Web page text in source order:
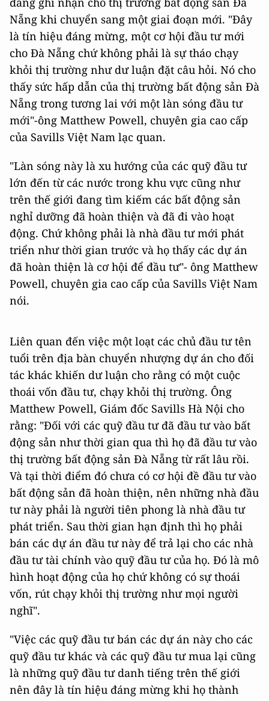
Nẵng khi chuyển sang một giai đoạn mới. "Đây
là tín hiệu đáng mừng, một cơ hội đầu tư mới
cho Đà Nẵng chứ không phải là sự tháo chạy
khỏi thị trường như dư luận đặt câu hỏi. Nó cho
thấy sức hấp dẫn của thị trường bất động sản Đà
Nẵng trong tương lai với một làn sóng đầu tư
mới"-ông Matthew Powell, chuyên gia cao cấp
của Savills Việt Nam lạc quan.
"Làn sóng này là xu hướng của các quỹ đầu tư
lớn đến từ các nước trong khu vực cũng như
trên thế giới đang tìm kiếm các bất động sản
nghỉ dưỡng đã hoàn thiện và đã đi vào hoạt
động. Chứ không phải là nhà đầu tư mới phát
triển như thời gian trước và họ thấy các dự án
đã hoàn thiện là cơ hội để đầu tư"- ông Matthew
Powell, chuyên gia cao cấp của Savills Việt Nam
nói.
Liên quan đến việc một loạt các chủ đầu tư tên
tuổi trên địa bàn chuyển nhượng dự án cho đối
tác khác khiến dư luận cho rằng có một cuộc
thoái vốn đầu tư, chạy khỏi thị trường. Ông
Matthew Powell, Giám đốc Savills Hà Nội cho
rằng: "Đối với các quỹ đầu tư đã đầu tư vào bất
động sản như thời gian qua thì họ đã đầu tư vào
thị trường bất động sản Đà Nẵng từ rất lâu rồi.
Và tại thời điểm đó chưa có cơ hội đề đầu tư vào
bất động sản đã hoàn thiện, nên những nhà đầu
tư này phải là người tiên phong là nhà đầu tư
phát triển. Sau thời gian hạn định thì họ phải
bán các dự án đầu tư này để trả lại cho các nhà
đầu tư tài chính vào quỹ đầu tư của họ. Đó là mô
hình hoạt động của họ chứ không có sự thoái
vốn, rút chạy khỏi thị trường như mọi người
nghĩ".
"Việc các quỹ đầu tư bán các dự án này cho các
quỹ đầu tư khác và các quỹ đầu tư mua lại cũng
là những quỹ đầu tư danh tiếng trên thế giới
nên đây là tín hiệu đáng mừng khi họ thành